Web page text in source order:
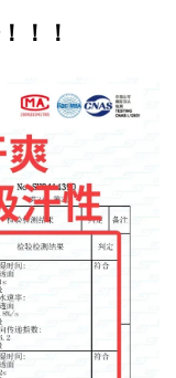
！！